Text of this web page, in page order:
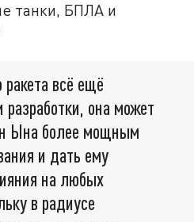
танки, БПЛА и
ракета всё ещё
разработки, она может
Ына более мощным
и дать ему
на любых
в радиусе